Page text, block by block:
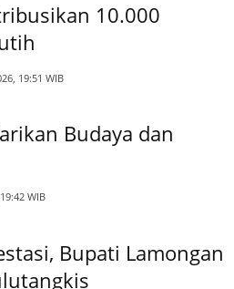
10.000
19:51 WIB
Budaya dan
WIB
Bupati Lamongan